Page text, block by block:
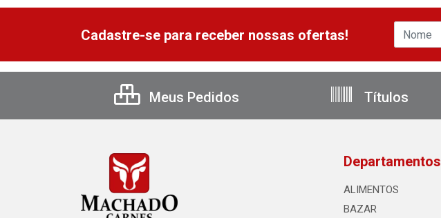
Cadastre-se para receber nossas ofertas!
Meus Pedidos Títulos
Departamentos
ALIMENTOS
BAZAR